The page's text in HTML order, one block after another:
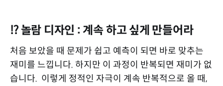
⁉️ 놀람 디자인 : 계속 하고 싶게 만들어라
처음 보았을 때 문제가 쉽고 예측이 되면 바로 맞추는
재미를 느낍니다. 하지만 이 과정이 반복되면 재미가 없
습니다. 이렇게 정적인 자극이 계속 반복적으로 올 때,